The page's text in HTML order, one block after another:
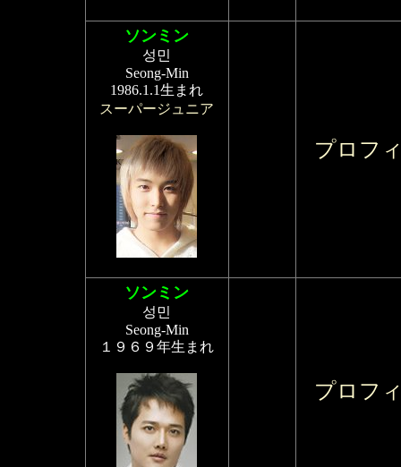
ソンミン
성민
Seong-Min
1986.1.1生まれ
スーパージュニア
プロフ
ソンミン
성민
Seong-Min
１９６９年生まれ
プロフ